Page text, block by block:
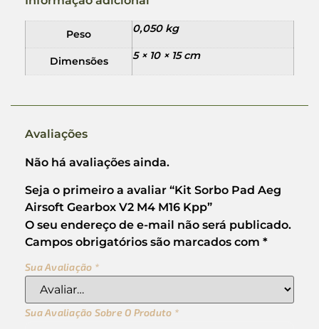
Peso 0,050 kg
Dimensões 5 × 10 × 15 cm
Avaliações
Não há avaliações ainda.
Seja o primeiro a avaliar “Kit Sorbo Pad Aeg
Airsoft Gearbox V2 M4 M16 Kpp”
O seu endereço de e-mail não será publicado.
Campos obrigatórios são marcados com *
Sua Avaliação *
Sua Avaliação Sobre O Produto *